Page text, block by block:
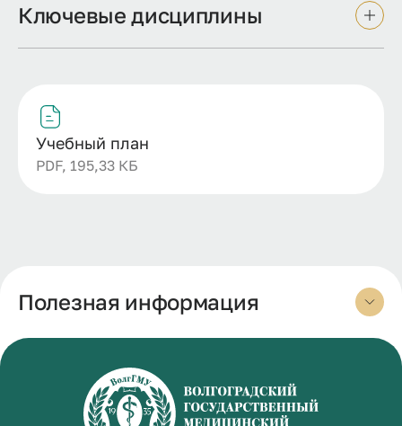
Ключевые дисциплины
Учебный план
PDF, 195,33 КБ
Полезная информация